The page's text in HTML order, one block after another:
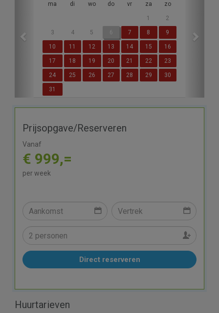
ma di wo do vr za zo
1 2
3 4 5 6 7 8 9
10 11 12 13 14 15 16
17 18 19 20 21 22 23
24 25 26 27 28 29 30
31
Prijsopgave/Reserveren
Vanaf
€ 999,=
per week
Direct reserveren
Huurtarieven